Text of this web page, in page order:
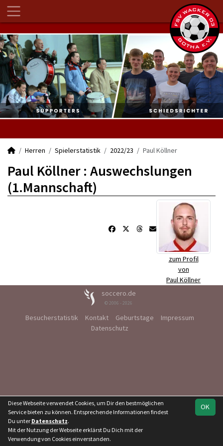
Herren Spielerstatistik 2022/23 Paul Köllner
Paul Köllner : Auswechslungen
(1.Mannschaft)
zum Profil
von
Paul Köllner
soccero.de
© 2006 - 2026
Besucherstatistik Kontakt Geburtstage
Impressum
Datenschutz
OK
Diese Webseite verwendet Cookies, um Dir den bestmöglichen
Service bieten zu können. Entsprechende Informationen findest
Du unter Datenschutz.
Mit der Nutzung der Webseite erklärst Du Dich mit der
Verwendung von Cookies einverstanden.